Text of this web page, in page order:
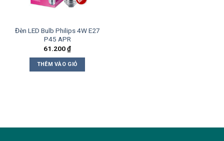
Đèn LED Bulb Philips 4W E27
P45 APR
61.200₫
THÊM VÀO GIỎ